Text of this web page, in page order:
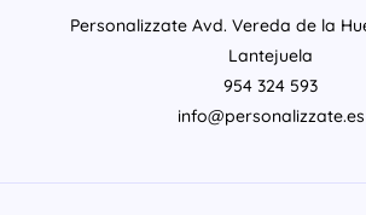
Personalizzate Avd. Vereda de la
Lantejuela
954 324 593
info@personalizzate.es